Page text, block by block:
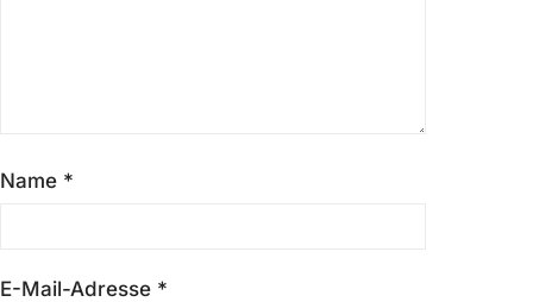
Name *
E-Mail-Adresse *